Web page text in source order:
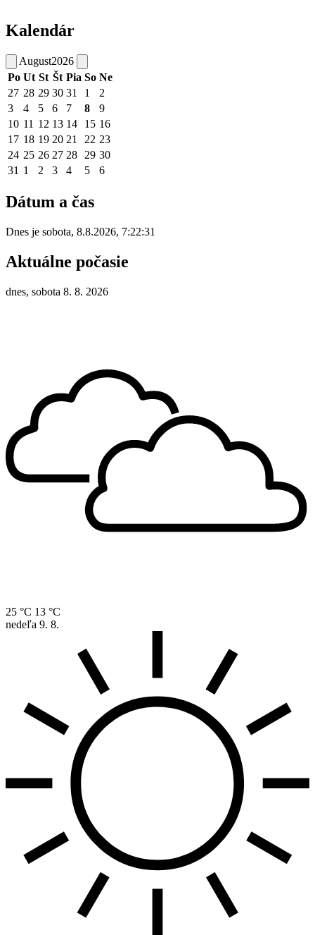
Kalendár
August2026
Po Ut St Št Pia So Ne
27 28 29 30 31 1
2
3
4 5 6 7 8
9
10 11 12 13 14 15 16
17 18 19 20 21 22 23
24 25 26 27 28 29 30
31 1 2 3 4 5 6
Dátum a čas
Dnes je sobota, 8.8.2026, 7:22:31
Aktuálne počasie
dnes, sobota 8. 8. 2026
25 °C 13 °C
nedeľa 9. 8.